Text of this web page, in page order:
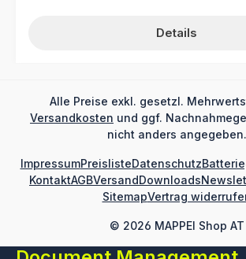
Details
Alle Preise exkl. gesetzl.
Versandkosten und ggf.
nicht anders angegeben.
© 2026 MAPPEI Shop AT
ImpressumPreislisteDatenschutz
KontaktAGBVersandDownloads
SitemapVertrag